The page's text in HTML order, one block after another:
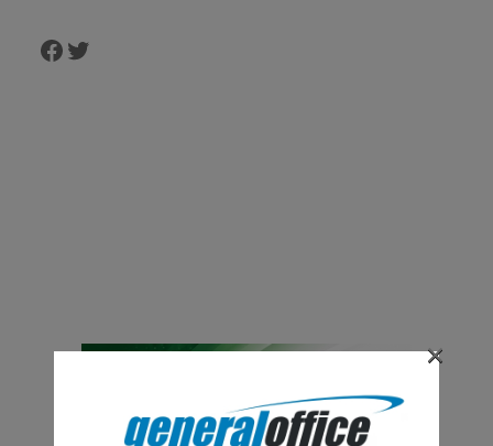
Facebook
Twitter
×